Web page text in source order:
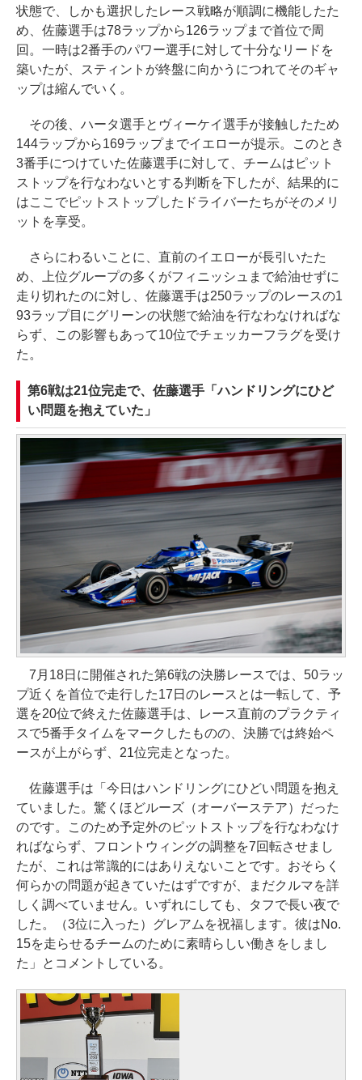
状態で、しかも選択したレース戦略が順調に機能したた
め、佐藤選手は78ラップから126ラップまで首位で周
回。一時は2番手のパワー選手に対して十分なリードを
築いたが、スティントが終盤に向かうにつれてそのギャ
ップは縮んでいく。
その後、ハータ選手とヴィーケイ選手が接触したため
144ラップから169ラップまでイエローが提示。このとき
3番手につけていた佐藤選手に対して、チームはピット
ストップを行なわないとする判断を下したが、結果的に
はここでピットストップしたドライバーたちがそのメリ
ットを享受。
さらにわるいことに、直前のイエローが長引いたた
め、上位グループの多くがフィニッシュまで給油せずに
走り切れたのに対し、佐藤選手は250ラップのレースの1
93ラップ目にグリーンの状態で給油を行なわなければな
らず、この影響もあって10位でチェッカーフラグを受け
た。
第6戦は21位完走で、佐藤選手「ハンドリングにひど
い問題を抱えていた」
7月18日に開催された第6戦の決勝レースでは、50ラッ
プ近くを首位で走行した17日のレースとは一転して、予
選を20位で終えた佐藤選手は、レース直前のプラクティ
スで5番手タイムをマークしたものの、決勝では終始ペ
ースが上がらず、21位完走となった。
佐藤選手は「今日はハンドリングにひどい問題を抱え
ていました。驚くほどルーズ（オーバーステア）だった
のです。このため予定外のピットストップを行なわなけ
ればならず、フロントウィングの調整を7回転させまし
たが、これは常識的にはありえないことです。おそらく
何らかの問題が起きていたはずですが、まだクルマを詳
しく調べていません。いずれにしても、タフで長い夜で
した。（3位に入った）グレアムを祝福します。彼はNo.
15を走らせるチームのために素晴らしい働きをしまし
た」とコメントしている。